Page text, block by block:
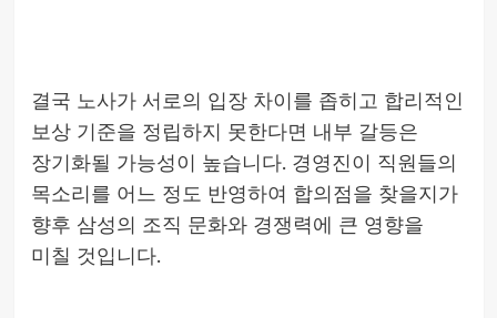
결국 노사가 서로의 입장 차이를 좁히고 합리적인
보상 기준을 정립하지 못한다면 내부 갈등은
장기화될 가능성이 높습니다. 경영진이 직원들의
목소리를 어느 정도 반영하여 합의점을 찾을지가
향후 삼성의 조직 문화와 경쟁력에 큰 영향을
미칠 것입니다.